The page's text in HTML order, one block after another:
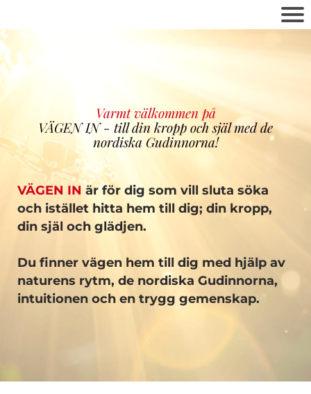
Varmt välkommen på
VÄGEN IN - till din kropp och själ med de
nordiska Gudinnorna!
VÄGEN IN är för dig som vill sluta söka
och istället hitta hem till dig; din kropp,
din själ och glädjen.
Du finner vägen hem till dig med hjälp av
naturens rytm, de nordiska Gudinnorna,
intuitionen och en trygg gemenskap.